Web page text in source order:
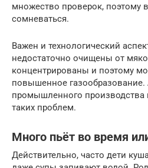
множество проверок, поэтому
сомневаться.
Важен и технологический
недостаточно очищены от
концентрированы и поэтому
повышенное
промышленного производства
таких проблем.
Много пьёт во время
Действительно, часто дети